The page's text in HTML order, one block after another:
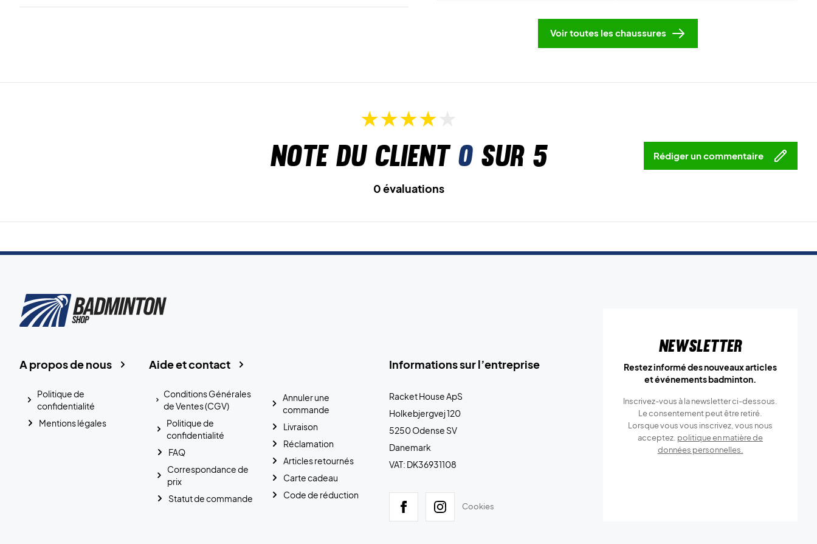
Voir toutes les chaussures
Note du client 0sur 5 Rédiger un commentaire
0 évaluations
Informations sur l’entreprise
Racket House ApS
Holkebjergvej 120
5250 Odense SV
Danemark
VAT: DK36931108
Cookies
Aide et contact
Conditions Générales
de Ventes (CGV)
Politique de
confidentialité
FAQ
Correspondance de
prix
Statut de commande
Annuler une
commande
Livraison
Réclamation
Articles retournés
Carte cadeau
Code de réduction
A propos de nous
Politique de
confidentialité
Mentions légales
Newsletter
Restez informé des nouveaux articles
et événements badminton.
Inscrivez-vous à la newsletter ci-dessous.
Le consentement peut être retiré.
Lorsque vous vous inscrivez, vous nous
acceptez. politique en matière de
données personnelles.